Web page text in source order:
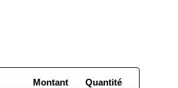
Montant Quantité